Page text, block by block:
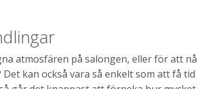
atmosfären på salongen, eller för att
kan också vara så enkelt som att få